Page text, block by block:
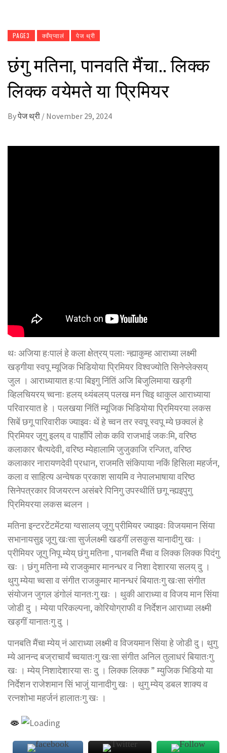
PAGE3 क्वँय्‌प्वालं पेज थ्री
छंगु मतिना, पानवति मैंचा.. लिक्क
लिक्क वयेमते या प्रिमियर
Byपेज थ्री / November 29, 2024
थः अजिया हःपालं हे कला क्षेत्रय् पलाः न्ह्याकुम्ह आराध्या लक्ष्मी
खड्गीया स्वपू म्यूजिक भिडियाेया प्रिमियर विश्वज्याेति सिनेप्लेक्सय्
जुल । आराध्यायात हःपा बिइगु निंतिं अजि बिजुलिमाया खड्गी
व्हिलचियरय् च्वनाः हलय् थ्यंबलय् पलख मन चिइ थाकुल आराध्याया
परिवारयात हे । पलखया निंतिं म्यूजिक भिडियाेया प्रिमियरया लकस
सिबें छगू पारिवारीक ज्याझ्वः थें हे च्वन तर स्वपू स्वपू म्ये छक्वलं हे
प्रिमियर जूगु इलय् व पाहाँपिं लोक कवि राजभाई जकःमि, वरिष्ठ
कलाकार चैत्यदेवी, वरिष्ठ म्येहालामि जुजुकाजि रन्जित, वरिष्ठ
कलाकार नारायणदेवी प्रधान, राजमति संकिपाया नकिं हिसिला महर्जन,
कला व साहित्य अन्वेषक प्रकाश सायमि व नेपालभाषाया वरिष्ठ
सिनेपत्रकार विजयरत्न असंबरे पिनिगु उपस्थीतिं छगू न्ह्यइपुगु
प्रिमियरया लकस ब्वलन ।
मतिना इन्टरटेंटमेंटया ग्वसालय् जूगु प्रीमियर ज्याझ्वः विजयमान सिंया
सभानायसुइ जूगु खःसा सुर्जलक्ष्मी खडगीं लसकुस यानादीगु खः ।
प्रीमियर जूगु निपू म्येय् छंगु मतिना , पानबति मैंचा व लिक्क लिक्क पिदंगु
खः । छंगु मतिना म्ये राजकुमार मानन्धर व निशा देशारया सलय् दु ।
थुगु म्येया च्वसा व संगीत राजकुमार मानन्धरं बियातःगु खःसा संगीत
संयाेजन जुगल डंगाेलं यानतःगु खः । थुकी आराध्या व विजय मान सिंया
जाेडी दु । म्येया परिकल्पना, काेरियाेग्राफी व निर्देशन आराध्या लक्ष्मी
खड्गीं यानातःगु दु ।
पानबति मैंचा म्येय् नं आराध्या लक्ष्मी व विजयमान सिंया हे जाेडी दु। थुगु
म्ये आनन्द बज्राचार्यं च्वयातःगु खःसा संगीत अनिल तुलाधरं बियातःगु
खः । म्येय् निशादेशारया सः दु । लिक्क लिक्क ” म्युजिक भिडियो या
निर्देशन राजेशमान सिं भाजुं यानादीगु खः । थुगु म्येय् डबल शाक्य व
रत्नशोभा महर्जनं हालातःगु खः ।